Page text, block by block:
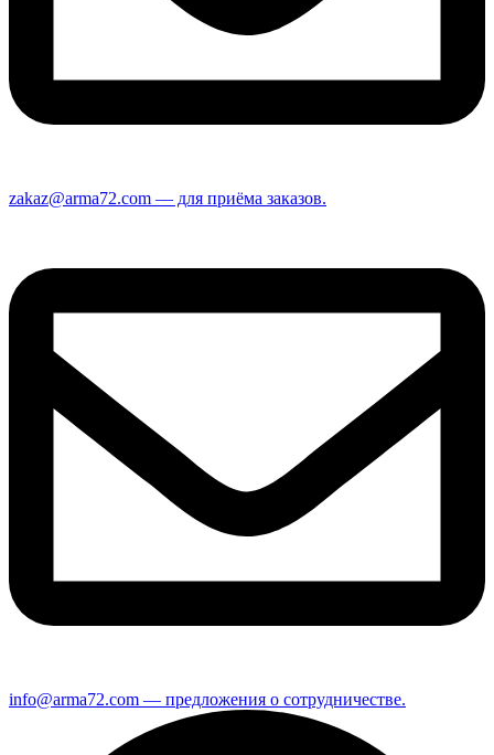
zakaz@arma72.com — для приёма заказов.
info@arma72.com — предложения о сотрудничестве.